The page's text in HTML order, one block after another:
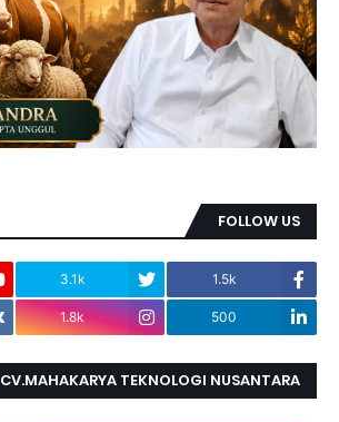
FOLLOW US
1.5k
3.1k
500
1.8k
CV.MAHAKARYA TEKNOLOGI NUSANTARA